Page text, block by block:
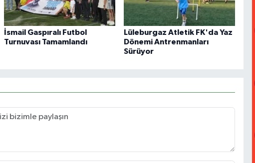
İsmail Gaspıralı Futbol
Turnuvası Tamamlandı
Lüleburgaz Atletik FK'da Yaz
Dönemi Antrenmanları
Sürüyor